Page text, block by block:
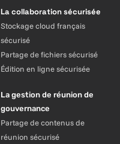
La collaboration sécurisée
Stockage cloud français
sécurisé
Partage de fichiers sécurisé
Édition en ligne sécurisée
La gestion de réunion de
gouvernance
Partage de contenus de
réunion sécurisé